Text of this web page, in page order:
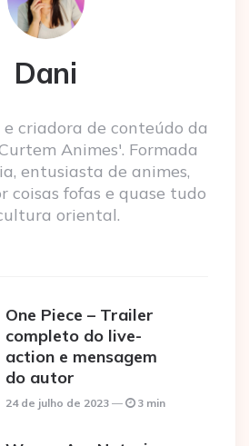
Dani
criadora de conteúdo da
Animes'. Formada
entusiasta de animes,
coisas fofas e quase tudo
oriental.
One Piece – Trailer
completo do live-
action e mensagem
do autor
24 de julho de 2023 3 min